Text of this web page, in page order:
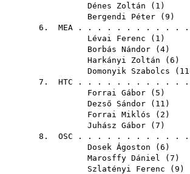
Dénes Zoltán ( 1
Bergendi Péter ( 9
6. MEA . . . . . . . . . . . . .
Lévai Ferenc ( 1
Borbás Nándor ( 4
Harkányi Zoltán ( 6
Domonyik Szabolcs ( 11
7. HTC . . . . . . . . . . . . .
Forrai Gábor ( 5
Dezső Sándor ( 11
Forrai Miklós ( 2
Juhász Gábor ( 7
8. OSC . . . . . . . . . . . . .
Dosek Ágoston ( 6
Marosffy Dániel ( 7
Szlatényi Ferenc ( 9